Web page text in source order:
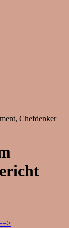
Chefdenker